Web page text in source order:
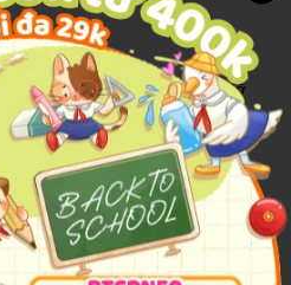
hoàng, đầy đủ để mai sau đỡ
chọn được đúng người, vợ chồng